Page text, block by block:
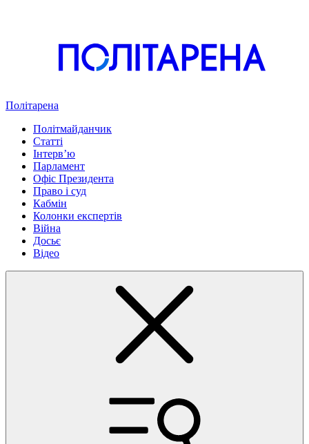
Політарена
Політмайданчик
Статті
Інтервʼю
Парламент
Офіс Президента
Право і суд
Кабмін
Колонки експертів
Війна
Досьє
Відео